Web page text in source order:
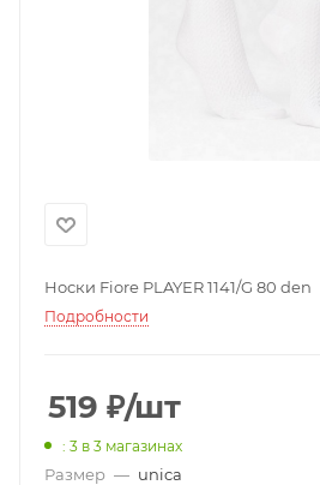
Носки Fiore PLAYER 1141/G 80 den
Подробности
519 ₽/шт
: 3 в 3 магазинах
Размер — unica